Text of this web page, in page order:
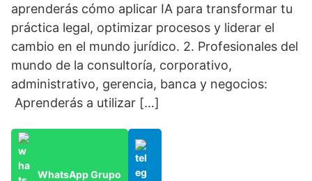
aprenderás cómo aplicar IA para transformar tu
práctica legal, optimizar procesos y liderar el
cambio en el mundo jurídico. 2. Profesionales del
mundo de la consultoría, corporativo,
administrativo, gerencia, banca y negocios:
Aprenderás a utilizar […]
WhatsApp Grupo